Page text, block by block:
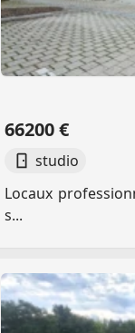
66200 €
studio
Locaux
s...